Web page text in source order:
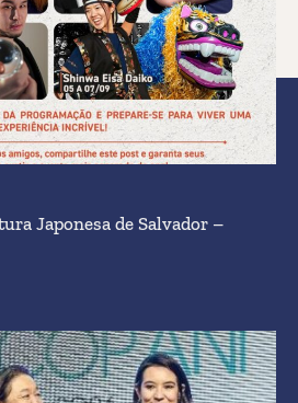
Japonesa de Salvador –